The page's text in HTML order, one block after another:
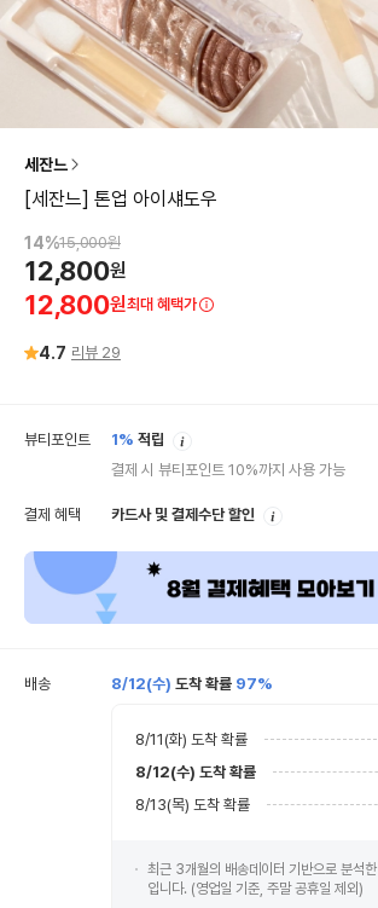
세잔느
[세잔느] 톤업 아이섀도우
14%15,000원
12,800원
12,800원최대 혜택가
4.7 리뷰 29
뷰티포인트 1% 적립
결제 시 뷰티포인트 10%까지 사용 가능
결제 혜택 카드사 및 결제수단 할인
배송 8/12(수) 도착 확률 97%
8/11(화) 도착 확률
8/12(수) 도착 확률
8/13(목) 도착 확률
최근 3개월의 배송데이터 기반으로 분석한
입니다. (영업일 기준, 주말 공휴일 제외)